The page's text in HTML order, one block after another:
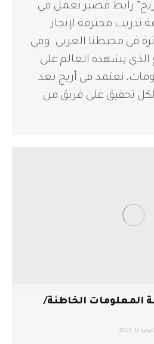
رابط قصير نعمل في
محترفة لإنجاز
في محيطنا العربي. وفي
يشهده العالم على
نعتمد في أريج بعد
لكل تحقيق على فريق من
المعلومات الخاطئة/
يونيو 12, 2021